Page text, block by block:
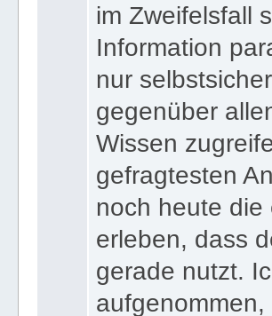
im Zweifelsfall
Information
nur
gegenüber
Wissen
gefragtesten
noch heute die
erleben, dass
gerade nutzt.